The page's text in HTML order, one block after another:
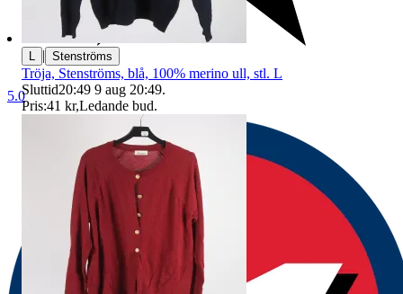
5.0
| Stenströms
Tröja, Stenströms, blå, 100% merino ull, stl. L
Sluttid20:49 9 aug 20:49.
Pris:41 kr,Ledande bud.